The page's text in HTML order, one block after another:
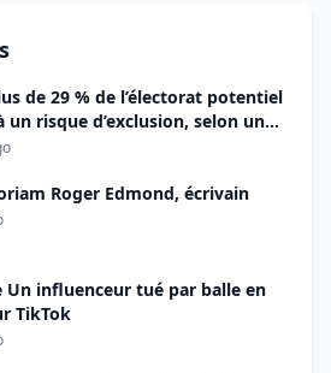
de 29 % de l’électorat potentiel
un risque d’exclusion, selon une
la TRN
Roger Edmond, écrivain
Un influenceur tué par balle en
TikTok